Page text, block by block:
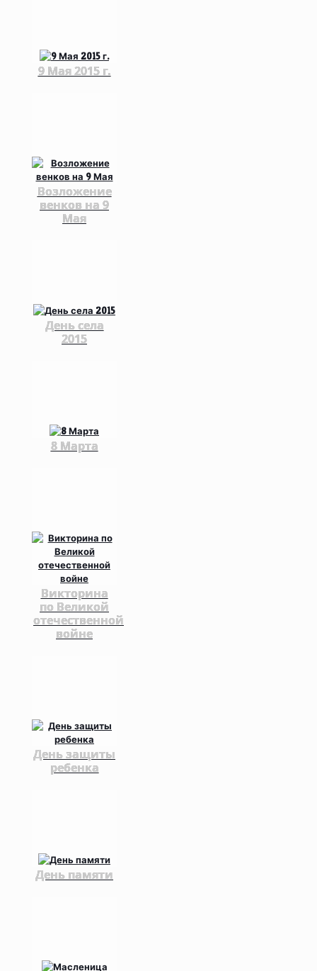
9 Мая 2015 г.
Возложение
венков на 9
Мая
День села
2015
8 Марта
Викторина
по Великой
отечественной
войне
День защиты
ребенка
День памяти